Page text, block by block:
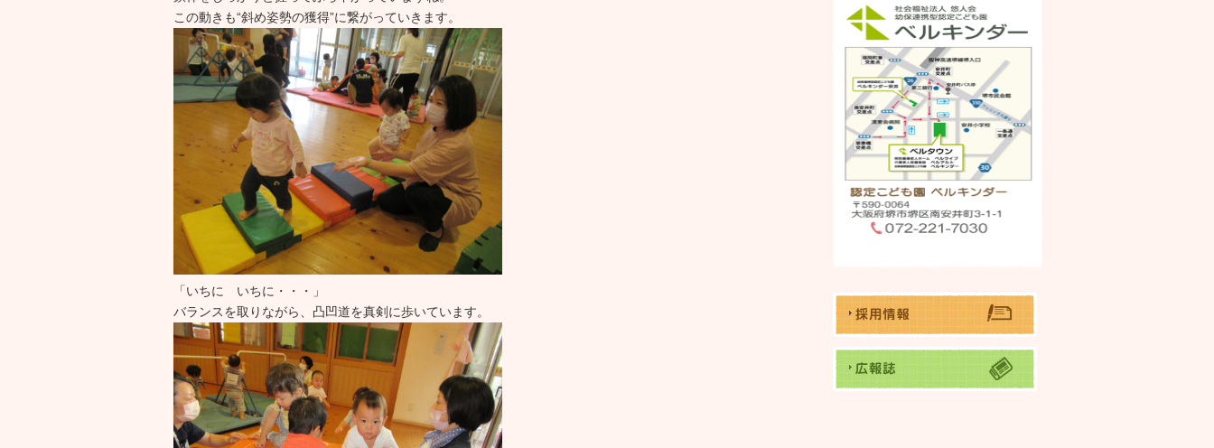
この動きも“斜め姿勢の獲得”に繋がっていきます。
「いちに いちに・・・」
バランスを取りながら、凸凹道を真剣に歩いています。